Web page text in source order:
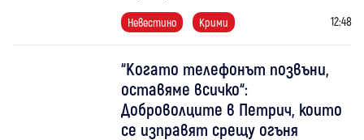
Невестино Крими 12:48
“Когато телефонът позвъни,
оставяме всичко“:
Доброволците в Петрич, които
се изправят срещу огъня